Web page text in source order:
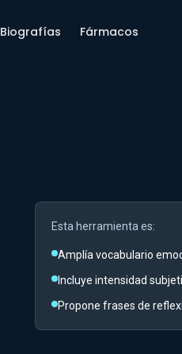
Biografías Fármacos
Esta herramienta es:
Amplía vocabulario
Incluye intensidad
Propone frases de